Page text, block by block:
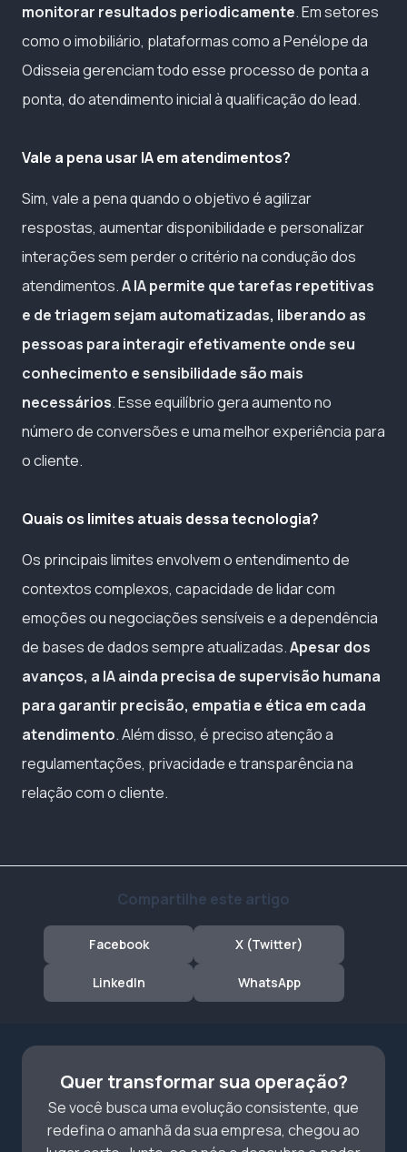
monitorar resultados periodicamente. Em setores
como o imobiliário, plataformas como a Penélope da
Odisseia gerenciam todo esse processo de ponta a
ponta, do atendimento inicial à qualificação do lead.
Vale a pena usar IA em atendimentos?
Sim, vale a pena quando o objetivo é agilizar
respostas, aumentar disponibilidade e personalizar
interações sem perder o critério na condução dos
atendimentos.A IA permite que tarefas repetitivas
e de triagem sejam automatizadas, liberando as
pessoas para interagir efetivamente onde seu
conhecimento e sensibilidade são mais
necessários. Esse equilíbrio gera aumento no
número de conversões e uma melhor experiência para
o cliente.
Quais os limites atuais dessa tecnologia?
Os principais limites envolvem o entendimento de
contextos complexos, capacidade de lidar com
emoções ou negociações sensíveis e a dependência
de bases de dados sempre atualizadas.Apesar dos
avanços, a IA ainda precisa de supervisão humana
para garantir precisão, empatia e ética em cada
atendimento. Além disso, é preciso atenção a
regulamentações, privacidade e transparência na
relação com o cliente.
Compartilhe este artigo
Facebook X (Twitter)
LinkedIn WhatsApp
Quer transformar sua operação?
Se você busca uma evolução consistente, que
redefina o amanhã da sua empresa, chegou ao